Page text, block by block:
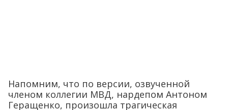
Напомним, что по версии, озвученной
членом коллегии МВД, нардепом Антоном
Геращенко, произошла трагическая